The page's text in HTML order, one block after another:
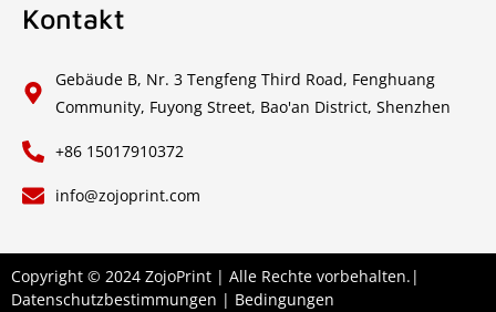
Kontakt
Gebäude B, Nr. 3 Tengfeng Third Road, Fenghuang
Community, Fuyong Street, Bao'an District, Shenzhen
+86 15017910372
info@zojoprint.com
Copyright © 2024 ZojoPrint | Alle Rechte vorbehalten.|
Datenschutzbestimmungen | Bedingungen